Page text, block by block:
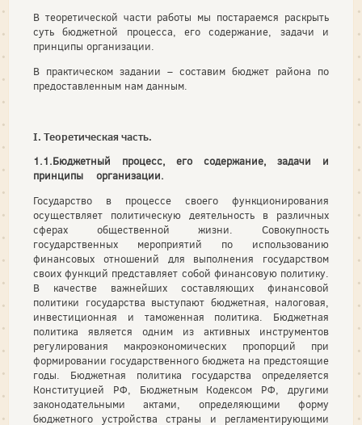
В теоретической части работы мы постараемся раскрыть
суть бюджетной процесса, его содержание, задачи и
принципы организации.
В практическом задании – составим бюджет района по
предоставленным нам данным.
I. Теоретическая часть.
1.1.Бюджетный процесс, его содержание, задачи и
принципы организации.
Государство в процессе своего функционирования
осуществляет политическую деятельность в различных
сферах общественной жизни. Совокупность
государственных мероприятий по использованию
финансовых отношений для выполнения государством
своих функций представляет собой финансовую политику.
В качестве важнейших составляющих финансовой
политики государства выступают бюджетная, налоговая,
инвестиционная и таможенная политика. Бюджетная
политика является одним из активных инструментов
регулирования макроэкономических пропорций при
формировании государственного бюджета на предстоящие
годы. Бюджетная политика государства определяется
Конституцией РФ, Бюджетным Кодексом РФ, другими
законодательными актами, определяющими форму
бюджетного устройства страны и регламентирующими